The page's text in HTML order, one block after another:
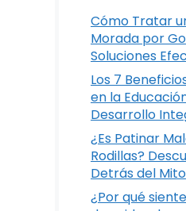
Cómo Tratar
Morada por
Soluciones
Los 7
en la
Desarrollo
¿Es Patinar
Rodillas?
Detrás del Mito
¿Por qué